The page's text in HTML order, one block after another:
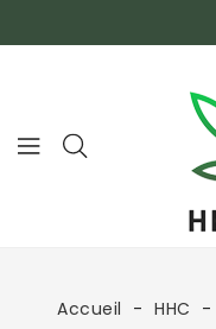
Accueil HHC